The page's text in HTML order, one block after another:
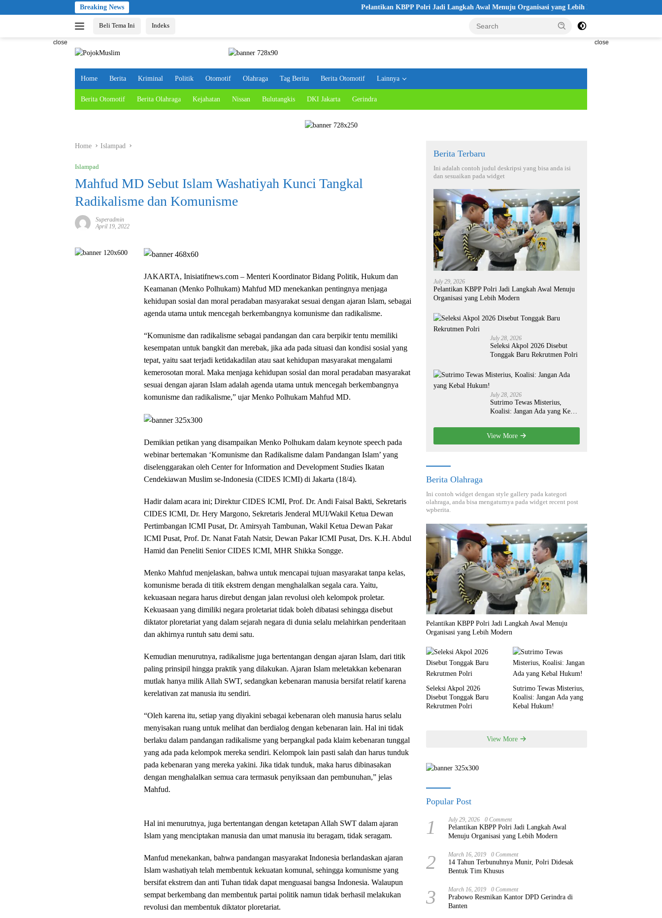
to
Breaking News Pelantikan KBPP Polri Jadi Langkah Awal Menuju Organisasi yang Lebih Modern
Beli Tema Ini Indeks
close close
Home Berita Kriminal Politik Otomotif Olahraga Tag Berita Berita Otomotif Lainnya
Berita Otomotif Berita Olahraga Kejahatan Nissan Bulutangkis DKI Jakarta Gerindra
Home Islampad
Islampad
Mahfud MD Sebut Islam Washatiyah Kunci Tangkal
Radikalisme dan Komunisme
Superadmin
April 19, 2022
JAKARTA, Inisiatifnews.com – Menteri Koordinator Bidang Politik, Hukum dan
Keamanan (Menko Polhukam) Mahfud MD menekankan pentingnya menjaga
kehidupan sosial dan moral peradaban masyarakat sesuai dengan ajaran Islam, sebagai
agenda utama untuk mencegah berkembangnya komunisme dan radikalisme.
“Komunisme dan radikalisme sebagai pandangan dan cara berpikir tentu memiliki
kesempatan untuk bangkit dan merebak, jika ada pada situasi dan kondisi sosial yang
tepat, yaitu saat terjadi ketidakadilan atau saat kehidupan masyarakat mengalami
kemerosotan moral. Maka menjaga kehidupan sosial dan moral peradaban masyarakat
sesuai dengan ajaran Islam adalah agenda utama untuk mencegah berkembangnya
komunisme dan radikalisme,” ujar Menko Polhukam Mahfud MD.
Demikian petikan yang disampaikan Menko Polhukam dalam keynote speech pada
webinar bertemakan ‘Komunisme dan Radikalisme dalam Pandangan Islam’ yang
diselenggarakan oleh Center for Information and Development Studies Ikatan
Cendekiawan Muslim se-Indonesia (CIDES ICMI) di Jakarta (18/4).
Hadir dalam acara ini; Direktur CIDES ICMI, Prof. Dr. Andi Faisal Bakti, Sekretaris
CIDES ICMI, Dr. Hery Margono, Sekretaris Jenderal MUI/Wakil Ketua Dewan
Pertimbangan ICMI Pusat, Dr. Amirsyah Tambunan, Wakil Ketua Dewan Pakar
ICMI Pusat, Prof. Dr. Nanat Fatah Natsir, Dewan Pakar ICMI Pusat, Drs. K.H. Abdul
Hamid dan Peneliti Senior CIDES ICMI, MHR Shikka Songge.
Menko Mahfud menjelaskan, bahwa untuk mencapai tujuan masyarakat tanpa kelas,
komunisme berada di titik ekstrem dengan menghalalkan segala cara. Yaitu,
kekuasaan negara harus direbut dengan jalan revolusi oleh kelompok proletar.
Kekuasaan yang dimiliki negara proletariat tidak boleh dibatasi sehingga disebut
diktator ploretariat yang dalam sejarah negara di dunia selalu melahirkan penderitaan
dan akhirnya runtuh satu demi satu.
Kemudian menurutnya, radikalisme juga bertentangan dengan ajaran Islam, dari titik
paling prinsipil hingga praktik yang dilakukan. Ajaran Islam meletakkan kebenaran
mutlak hanya milik Allah SWT, sedangkan kebenaran manusia bersifat relatif karena
kerelativan zat manusia itu sendiri.
“Oleh karena itu, setiap yang diyakini sebagai kebenaran oleh manusia harus selalu
menyisakan ruang untuk melihat dan berdialog dengan kebenaran lain. Hal ini tidak
berlaku dalam pandangan radikalisme yang berpangkal pada klaim kebenaran tunggal
yang ada pada kelompok mereka sendiri. Kelompok lain pasti salah dan harus tunduk
pada kebenaran yang mereka yakini. Jika tidak tunduk, maka harus dibinasakan
dengan menghalalkan semua cara termasuk penyiksaan dan pembunuhan,” jelas
Mahfud.
Hal ini menurutnya, juga bertentangan dengan ketetapan Allah SWT dalam ajaran
Islam yang menciptakan manusia dan umat manusia itu beragam, tidak seragam.
Manfud menekankan, bahwa pandangan masyarakat Indonesia berlandaskan ajaran
Islam washatiyah telah membentuk kekuatan komunal, sehingga komunisme yang
bersifat ekstrem dan anti Tuhan tidak dapat menguasai bangsa Indonesia. Walaupun
sempat berkembang dan membentuk partai politik namun tidak berhasil melakukan
revolusi dan membentuk diktator ploretariat.
Berita Terbaru
Ini adalah contoh judul deskripsi yang bisa anda isi
dan sesuaikan pada widget
July 29, 2026
Pelantikan KBPP Polri Jadi Langkah Awal Menuju
Organisasi yang Lebih Modern
July 28, 2026
Seleksi Akpol 2026 Disebut
Tonggak Baru Rekrutmen Polri
July 28, 2026
Sutrimo Tewas Misterius,
Koalisi: Jangan Ada yang Kebal
View More
Berita Olahraga
Ini contoh widget dengan style gallery pada kategori
olahraga, anda bisa mengaturnya pada widget recent post
wpberita.
Pelantikan KBPP Polri Jadi Langkah Awal Menuju
Organisasi yang Lebih Modern
Seleksi Akpol 2026
Disebut Tonggak Baru
Rekrutmen Polri
Sutrimo Tewas Misterius,
Koalisi: Jangan Ada yang
Kebal Hukum!
View More
Popular Post
1 July 29, 2026 0 Comment
Pelantikan KBPP Polri Jadi Langkah Awal
Menuju Organisasi yang Lebih Modern
2 March 16, 2019 0 Comment
14 Tahun Terbunuhnya Munir, Polri Didesak
Bentuk Tim Khusus
3 March 16, 2019 0 Comment
Prabowo Resmikan Kantor DPD Gerindra di
Banten